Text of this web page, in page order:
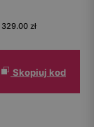
329.00 zł
Skopiuj kod